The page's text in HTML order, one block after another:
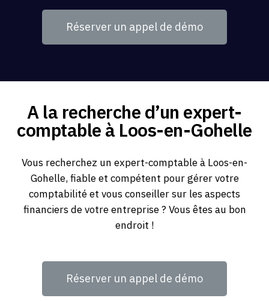
Réserver un appel de démo
A la recherche d’un expert-
comptable à Loos-en-Gohelle
Vous recherchez un expert-comptable à Loos-en-
Gohelle, fiable et compétent pour gérer votre
comptabilité et vous conseiller sur les aspects
financiers de votre entreprise ? Vous êtes au bon
endroit !
Réserver un appel de démo